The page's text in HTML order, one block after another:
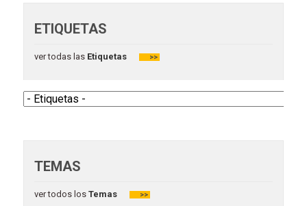
ETIQUETAS
ver todas las Etiquetas >>
TEMAS
ver todos losTemas >>